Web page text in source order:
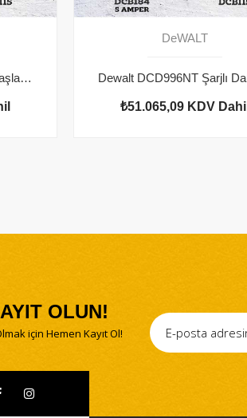
Dewalt DCG412NT Şarjlı Taşlama 2 adet
DeWALT
₺51.065,09 KDV Dahil
OLUN!
için Hemen Kayıt Ol!